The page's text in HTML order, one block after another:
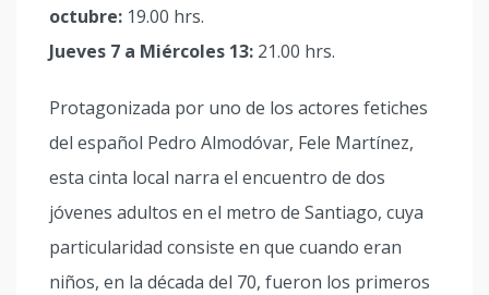
octubre: 19.00 hrs.
Jueves 7 a Miércoles 13: 21.00 hrs.
Protagonizada por uno de los actores fetiches
del español Pedro Almodóvar, Fele Martínez,
esta cinta local narra el encuentro de dos
jóvenes adultos en el metro de Santiago, cuya
particularidad consiste en que cuando eran
niños, en la década del 70, fueron los primeros